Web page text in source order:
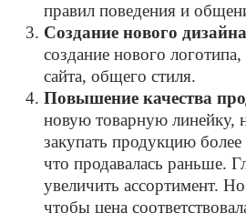
правил поведения и
Создание нового
создание нового логотипа,
сайта, общего стиля.
Повышение качества
новую товарную линейку,
закупать продукцию более
что продавалась раньше.
увеличить ассортимент. Но
чтобы цена